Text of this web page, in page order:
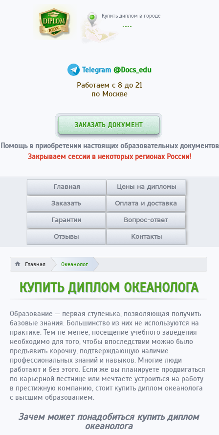
Telegram @Docs_edu
Работаем с 8 до 21
по Москве
ЗАКАЗАТЬ ДОКУМЕНТ
Помощь в приобретении настоящих образовательных документов
Закрываем сессии в некоторых регионах России!
Главная Цены на дипломы
Заказать Оплата и доставка
Гарантии Вопрос-ответ
Отзывы Контакты
Главная Океанолог
КУПИТЬ ДИПЛОМ ОКЕАНОЛОГА
Образование — первая ступенька, позволяющая получить
базовые знания. Большинство из них не используются на
практике. Тем не менее, посещение учебного заведения
необходимо для того, чтобы впоследствии можно было
предъявить корочку, подтверждающую наличие
профессиональных знаний и навыков. Многие люди
работают и без этого. Если же вы планируете продвигаться
по карьерной лестнице или мечтаете устроиться на работу
в престижную компанию, стоит купить диплом океанолога
с высшим образованием.
Зачем может понадобиться купить диплом
океанолога